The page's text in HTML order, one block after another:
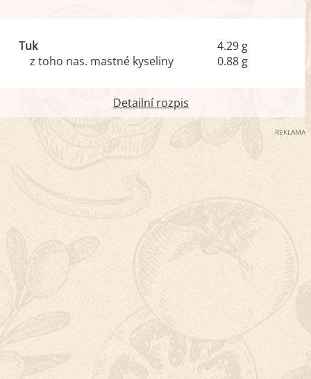
Tuk
z toho nas. mastné kyseliny
4.29 g
0.88 g
Detailní rozpis
REKLAMA